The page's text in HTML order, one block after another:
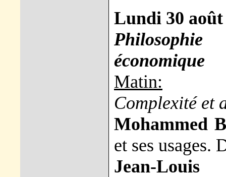
Lundi 30 août
économique
Matin:
Complexité et
Mohammed
et ses usages.
Jean-